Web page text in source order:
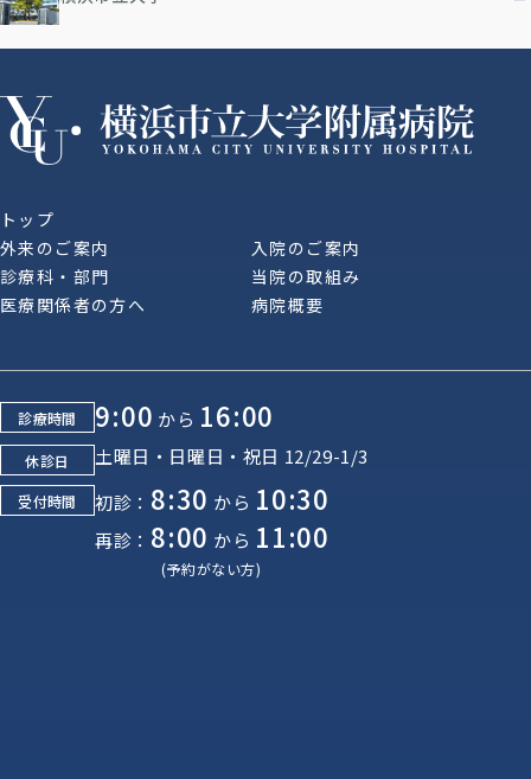
トップ
外来のご案内
入院のご案内
診療科・部門
当院の取組み
医療関係者の方へ
病院概要
診療時間 9:00 から 16:00
休診日 土曜日・日曜日・祝日 12/29-1/3
受付時間 初診： 8:30 から 10:30
再診： 8:00 から 11:00
(予約がない方)